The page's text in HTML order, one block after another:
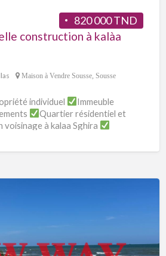
820 000 TND
construction à kalàa
Maison à Vendre Sousse, Sousse
individuel
Immeuble
Quartier résidentiel et
voisinage à kalaa Sghira